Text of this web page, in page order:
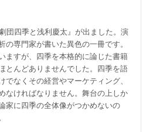
団四季と浅利慶太』が出ました。演
の専門家が書いた異色の一冊です。
ますが、四季を本格的に論じた書籍
とんどありませんでした。四季を語
でなくその経営やマーケティング、
なければなりません。舞台の上しか
家に四季の全体像がつかめないの